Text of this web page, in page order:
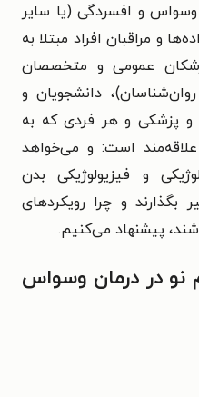
وسواس و افسردگی (یا سایر
و مراقبان افراد مبتلا به
عمومی و متخصصان
دانشجویان و
و پزشکی وهر فردی که به
است: و می‌خواهد
و فیزیولوژیکی بدن
بگذارند و چرا رویکردهای
پیشنهاد می‌کنیم.
نو در درمان وسواس